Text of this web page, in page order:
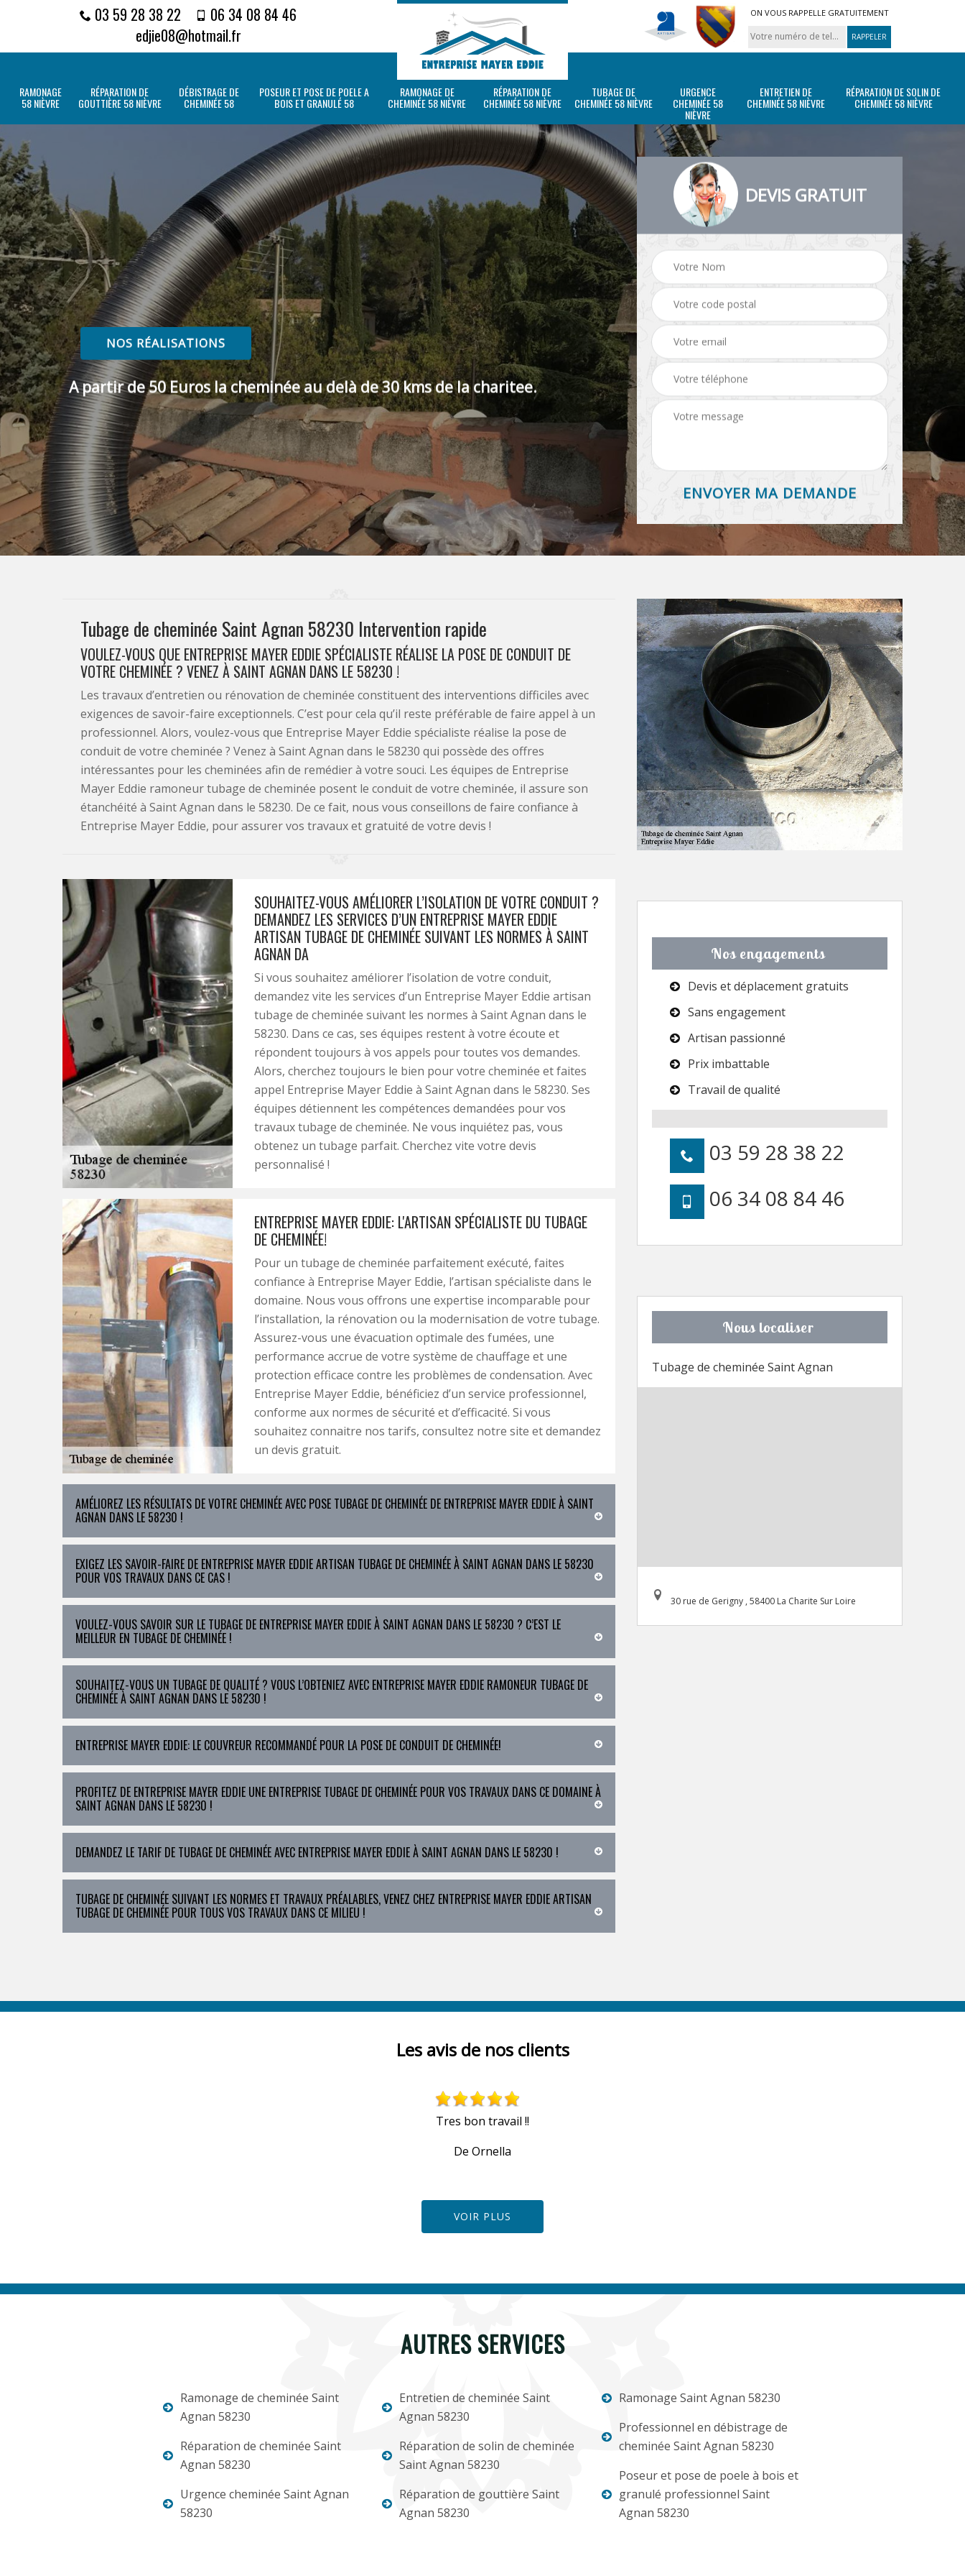
03 59 28 38 22
06 34 08 84 46
edjie08@hotmail.fr
ON VOUS RAPPELLE GRATUITEMENT
RAMONAGE
58 NIÈVRE
RÉPARATION DE
GOUTTIÈRE 58 NIÈVRE
DÉBISTRAGE DE
CHEMINÉE 58
POSEUR ET POSE DE POELE A
BOIS ET GRANULÉ 58
RAMONAGE DE
CHEMINÉE 58 NIÈVRE
RÉPARATION DE
CHEMINÉE 58 NIÈVRE
TUBAGE DE
CHEMINÉE 58 NIÈVRE
URGENCE
CHEMINÉE 58
NIÈVRE
ENTRETIEN DE
CHEMINÉE 58 NIÈVRE
RÉPARATION DE SOLIN DE
CHEMINÉE 58 NIÈVRE
NOS RÉALISATIONS
A partir de 50 Euros la cheminée au delà de 30 kms de la charitee.
DEVIS GRATUIT
Tubage de cheminée Saint Agnan 58230 Intervention rapide
VOULEZ-VOUS QUE ENTREPRISE MAYER EDDIE SPÉCIALISTE RÉALISE LA POSE DE CONDUIT DE
VOTRE CHEMINÉE ? VENEZ À SAINT AGNAN DANS LE 58230 !
Les travaux d’entretien ou rénovation de cheminée constituent des interventions difficiles avec
exigences de savoir-faire exceptionnels. C’est pour cela qu’il reste préférable de faire appel à un
professionnel. Alors, voulez-vous que Entreprise Mayer Eddie spécialiste réalise la pose de
conduit de votre cheminée ? Venez à Saint Agnan dans le 58230 qui possède des offres
intéressantes pour les cheminées afin de remédier à votre souci. Les équipes de Entreprise
Mayer Eddie ramoneur tubage de cheminée posent le conduit de votre cheminée, il assure son
étanchéité à Saint Agnan dans le 58230. De ce fait, nous vous conseillons de faire confiance à
Entreprise Mayer Eddie, pour assurer vos travaux et gratuité de votre devis !
SOUHAITEZ-VOUS AMÉLIORER L’ISOLATION DE VOTRE CONDUIT ?
DEMANDEZ LES SERVICES D’UN ENTREPRISE MAYER EDDIE
ARTISAN TUBAGE DE CHEMINÉE SUIVANT LES NORMES À SAINT
AGNAN DA
Si vous souhaitez améliorer l’isolation de votre conduit,
demandez vite les services d’un Entreprise Mayer Eddie artisan
tubage de cheminée suivant les normes à Saint Agnan dans le
58230. Dans ce cas, ses équipes restent à votre écoute et
répondent toujours à vos appels pour toutes vos demandes.
Alors, cherchez toujours le bien pour votre cheminée et faites
appel Entreprise Mayer Eddie à Saint Agnan dans le 58230. Ses
équipes détiennent les compétences demandées pour vos
travaux tubage de cheminée. Ne vous inquiétez pas, vous
obtenez un tubage parfait. Cherchez vite votre devis
personnalisé !
ENTREPRISE MAYER EDDIE: L'ARTISAN SPÉCIALISTE DU TUBAGE
DE CHEMINÉE!
Pour un tubage de cheminée parfaitement exécuté, faites
confiance à Entreprise Mayer Eddie, l’artisan spécialiste dans le
domaine. Nous vous offrons une expertise incomparable pour
l’installation, la rénovation ou la modernisation de votre tubage.
Assurez-vous une évacuation optimale des fumées, une
performance accrue de votre système de chauffage et une
protection efficace contre les problèmes de condensation. Avec
Entreprise Mayer Eddie, bénéficiez d’un service professionnel,
conforme aux normes de sécurité et d’efficacité. Si vous
souhaitez connaitre nos tarifs, consultez notre site et demandez
un devis gratuit.
AMÉLIOREZ LES RÉSULTATS DE VOTRE CHEMINÉE AVEC POSE TUBAGE DE CHEMINÉE DE ENTREPRISE MAYER EDDIE À SAINT
AGNAN DANS LE 58230 !
EXIGEZ LES SAVOIR-FAIRE DE ENTREPRISE MAYER EDDIE ARTISAN TUBAGE DE CHEMINÉE À SAINT AGNAN DANS LE 58230
POUR VOS TRAVAUX DANS CE CAS !
VOULEZ-VOUS SAVOIR SUR LE TUBAGE DE ENTREPRISE MAYER EDDIE À SAINT AGNAN DANS LE 58230 ? C’EST LE
MEILLEUR EN TUBAGE DE CHEMINÉE !
SOUHAITEZ-VOUS UN TUBAGE DE QUALITÉ ? VOUS L’OBTENIEZ AVEC ENTREPRISE MAYER EDDIE RAMONEUR TUBAGE DE
CHEMINÉE À SAINT AGNAN DANS LE 58230 !
ENTREPRISE MAYER EDDIE: LE COUVREUR RECOMMANDÉ POUR LA POSE DE CONDUIT DE CHEMINÉE!
PROFITEZ DE ENTREPRISE MAYER EDDIE UNE ENTREPRISE TUBAGE DE CHEMINÉE POUR VOS TRAVAUX DANS CE DOMAINE À
SAINT AGNAN DANS LE 58230 !
DEMANDEZ LE TARIF DE TUBAGE DE CHEMINÉE AVEC ENTREPRISE MAYER EDDIE À SAINT AGNAN DANS LE 58230 !
TUBAGE DE CHEMINÉE SUIVANT LES NORMES ET TRAVAUX PRÉALABLES, VENEZ CHEZ ENTREPRISE MAYER EDDIE ARTISAN
TUBAGE DE CHEMINÉE POUR TOUS VOS TRAVAUX DANS CE MILIEU !
Nos engagements
Devis et déplacement gratuits
Sans engagement
Artisan passionné
Prix imbattable
Travail de qualité
03 59 28 38 22
06 34 08 84 46
Nous localiser
Tubage de cheminée Saint Agnan
30 rue de Gerigny , 58400 La Charite Sur Loire
Les avis de nos clients
Tres bon travail !!
De Ornella
VOIR PLUS
AUTRES SERVICES
Ramonage de cheminée Saint
Agnan 58230
Réparation de cheminée Saint
Agnan 58230
Urgence cheminée Saint Agnan
58230
Entretien de cheminée Saint
Agnan 58230
Réparation de solin de cheminée
Saint Agnan 58230
Réparation de gouttière Saint
Agnan 58230
Ramonage Saint Agnan 58230
Professionnel en débistrage de
cheminée Saint Agnan 58230
Poseur et pose de poele à bois et
granulé professionnel Saint
Agnan 58230